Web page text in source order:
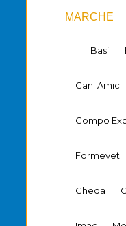
MARCHE
Basf
Cani Amici
Compo
Formevet
Gheda